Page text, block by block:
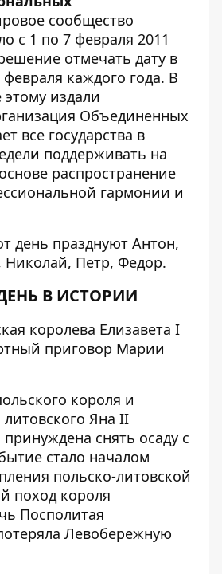
сообщество
с 1 по 7 февраля 2011
отмечать дату в
каждого года. В
издали
Объединенных
все государства в
поддерживать на
распространение
гармонии и
день празднуют Антон,
Петр, Федор.
В ИСТОРИИ
королева Елизавета I
приговор Марии
короля и
литовского Яна II
снять осаду с
стало началом
польско-литовской
поход короля
Посполитая
Левобережную